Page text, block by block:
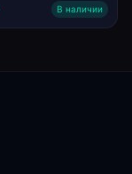
В наличии